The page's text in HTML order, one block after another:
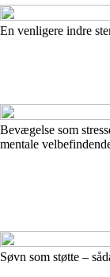
En venligere indre
Bevægelse som
mentale
Søvn som støtte –